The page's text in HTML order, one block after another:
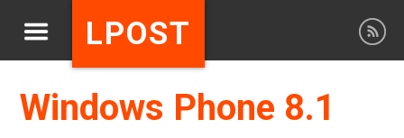
LPOST
Windows Phone 8.1